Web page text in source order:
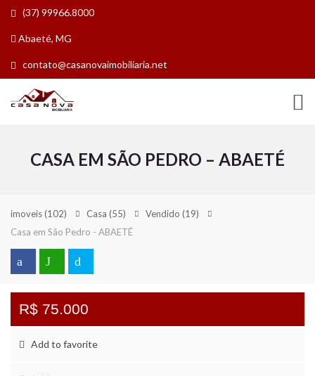
(37) 99966.8000
Abaeté, MG
contato@casanovaimobiliaria.net
CASA EM SÃO PEDRO – ABAETÉ
imoveis(102) Casa (55) Vendido (19)
Casa em São Pedro - ABAETÉ
R$ 75.000
Add to favorite